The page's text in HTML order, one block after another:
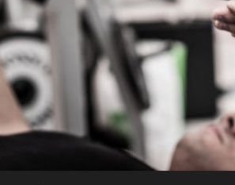
PROTEIN POWDERSBest Seller
Proteina di piselli
Proteine del Siero
Allevamento al
Peptidi di collagene
Whey al cioccolato
alimentate a erba
Whey di erba
Siero di latte da
Shop All Protein